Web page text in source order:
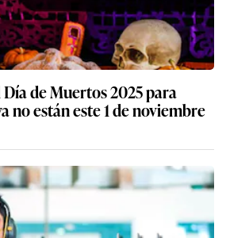
de Muertos 2025 para
no están este 1 de noviembre